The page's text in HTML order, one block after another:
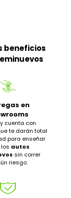
beneficios
en
cuenta con
te darán total
para enseñar
los autos
sin correr
riesgo.